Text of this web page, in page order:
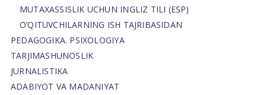
MUTAXASSISLIK UCHUN INGLIZ TILI (ESP)
O’QITUVCHILARNING ISH TAJRIBASIDAN
PEDAGOGIKA. PSIXOLOGIYA
TARJIMASHUNOSLIK
JURNALISTIKA
ADABIYOT VA MADANIYAT